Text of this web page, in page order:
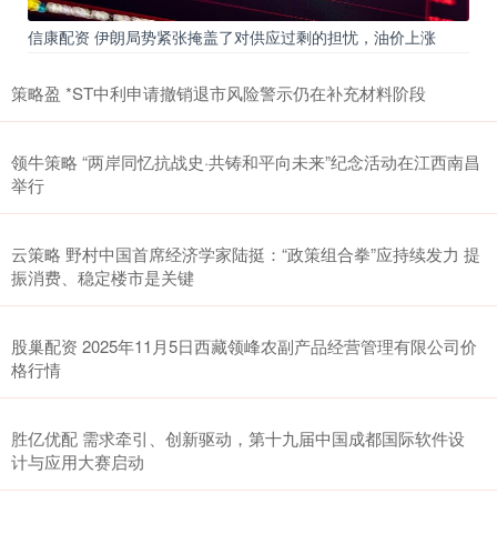
信康配资 伊朗局势紧张掩盖了对供应过剩的担忧，油价上涨
策略盈 *ST中利申请撤销退市风险警示仍在补充材料阶段
领牛策略 “两岸同忆抗战史·共铸和平向未来”纪念活动在江西南昌
举行
云策略 野村中国首席经济学家陆挺：“政策组合拳”应持续发力 提
振消费、稳定楼市是关键
股巢配资 2025年11月5日西藏领峰农副产品经营管理有限公司价
格行情
胜亿优配 需求牵引、创新驱动，第十九届中国成都国际软件设
计与应用大赛启动